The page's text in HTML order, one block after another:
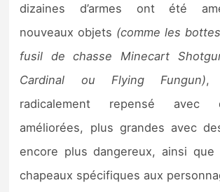
dizaines d’armes ont été
nouveaux objets (comme les
fusil de chasse Minecart
Cardinal ou Flying Fungun),
radicalement repensé avec
améliorées, plus grandes avec
encore plus dangereux, ainsi que
chapeaux spécifiques aux